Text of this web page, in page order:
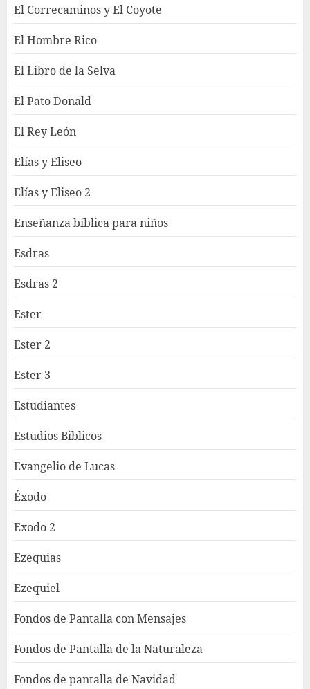
El Correcaminos y El Coyote
El Hombre Rico
El Libro de la Selva
El Pato Donald
El Rey León
Elías y Eliseo
Elías y Eliseo 2
Enseñanza bíblica para niños
Esdras
Esdras 2
Ester
Ester 2
Ester 3
Estudiantes
Estudios Biblicos
Evangelio de Lucas
Éxodo
Exodo 2
Ezequias
Ezequiel
Fondos de Pantalla con Mensajes
Fondos de Pantalla de la Naturaleza
Fondos de pantalla de Navidad